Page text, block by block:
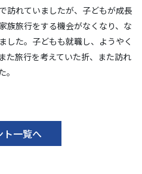
訪れていましたが、子どもが成長
族旅行をする機会がなくなり、な
した。子どもも就職し、ようやく
た旅行を考えていた折、また訪れ
ト一覧へ